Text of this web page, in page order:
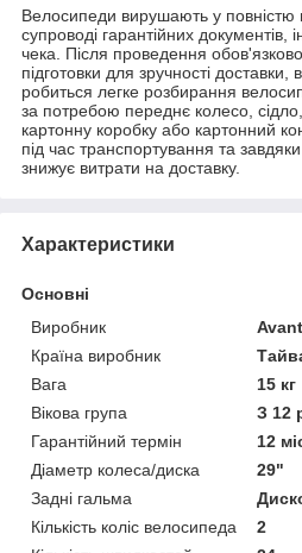
Велосипеди вирушають у повністю
супроводі гарантійних документів,
чека. Після проведення
підготовки для зручності доставки,
робиться легке розбирання
за потребою переднє колесо,
картонну коробку або картонний
під час транспортування та
знижує витрати на доставку.
Характеристики
Основні
Виробник
Країна виробник
Вага
15 кг
Вікова група
З 12
Гарантійний термін
12
Діаметр колеса/диска
29"
Задні гальма
Кількість коліс велосипеда
2